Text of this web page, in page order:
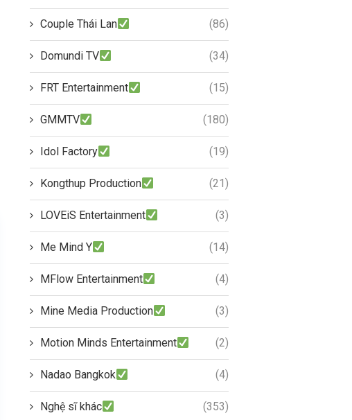
Couple Thái Lan (86)
Domundi TV (34)
FRT Entertainment (15)
GMMTV (180)
Idol Factory (19)
Kongthup Production (21)
LOVEiS Entertainment (3)
Me Mind Y (14)
MFlow Entertainment (4)
Mine Media Production (3)
Motion Minds Entertainment (2)
Nadao Bangkok (4)
Nghệ sĩ khác (353)